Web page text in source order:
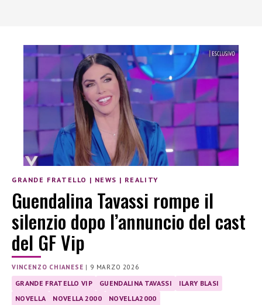
GRANDE FRATELLO | NEWS | REALITY
Guendalina Tavassi rompe il
silenzio dopo l’annuncio del cast
del GF Vip
VINCENZO CHIANESE | 9 MARZO 2026
GRANDE FRATELLO VIP GUENDALINA TAVASSI
ILARY BLASI
NOVELLA
NOVELLA 2000 NOVELLA2000